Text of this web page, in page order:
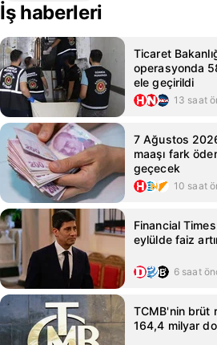
İş haberleri
Ticaret
operasyonda
ele geçirildi
13 saat
7 Ağustos
maaşı fark
geçecek
10 saat
Financial
eylülde faiz
6 saat
TCMB'nin brüt
164,4 milyar